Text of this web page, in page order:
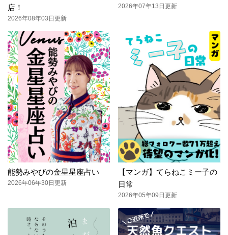
店！
2026年08年03日更新
2026年07年13日更新
能勢みやびの金星星座占い
2026年06年30日更新
【マンガ】てらねこミー子の
日常
2026年05年09日更新